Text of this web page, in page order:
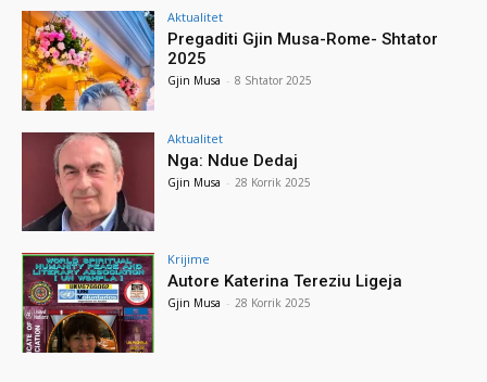
Aktualitet
Pregaditi Gjin Musa-Rome- Shtator
2025
Gjin Musa - 8 Shtator 2025
Aktualitet
Nga: Ndue Dedaj
Gjin Musa - 28 Korrik 2025
Krijime
Autore Katerina Tereziu Ligeja
Gjin Musa - 28 Korrik 2025